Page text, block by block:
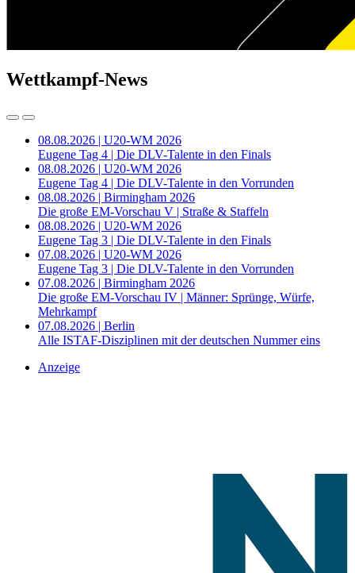
Wettkampf-News
08.08.2026 | U20-WM 2026
Eugene Tag 4 | Die DLV-Talente in den Finals
08.08.2026 | U20-WM 2026
Eugene Tag 4 | Die DLV-Talente in den Vorrunden
08.08.2026 | Birmingham 2026
Die große EM-Vorschau V | Straße & Staffeln
08.08.2026 | U20-WM 2026
Eugene Tag 3 | Die DLV-Talente in den Finals
07.08.2026 | U20-WM 2026
Eugene Tag 3 | Die DLV-Talente in den Vorrunden
07.08.2026 | Birmingham 2026
Die große EM-Vorschau IV | Männer: Sprünge, Würfe,
Mehrkampf
07.08.2026 | Berlin
Alle ISTAF-Disziplinen mit der deutschen Nummer eins
Anzeige